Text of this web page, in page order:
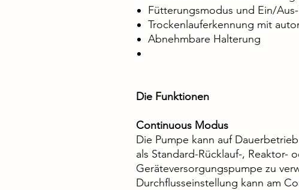
Fütterungsmodus und Ein/
Trockenlauferkennung mit
Abnehmbare Halterung
Die Funktionen
Continuous Modus
Die Pumpe kann auf
als Standard-Rücklauf-, Reaktor-
Geräteversorgungspumpe zu
Durchflusseinstellung kann am